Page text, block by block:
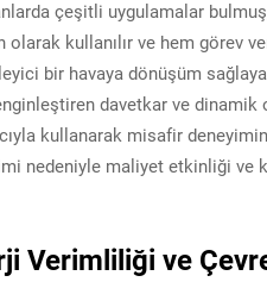
çeşitli uygulamalar
olarak kullanılır ve hem görev
bir havaya dönüşüm
davetkar ve
kullanarak misafir
nedeniyle maliyet etkinliği ve
Verimliliği ve